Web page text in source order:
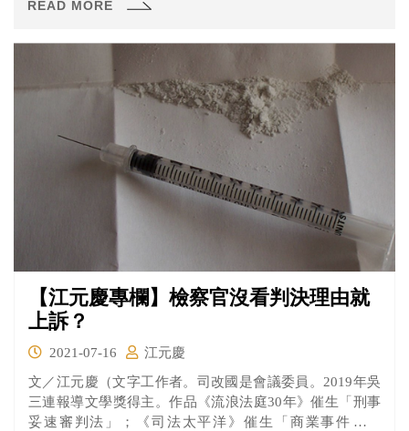
READ MORE
【江元慶專欄】檢察官沒看判決理由就
上訴？
2021-07-16
江元慶
文／江元慶（文字工作者。司改國是會議委員。2019年吳
三連報導文學獎得主。作品《流浪法庭30年》催生「刑事
妥速審判法」；《司法太平洋》催生「商業事件審理